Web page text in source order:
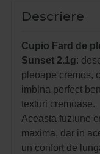
Descriere
Cupio Fard de
Sunset 2.1g:
pleoape cremos,
imbina perfect
texturi cremoase.
Aceasta fuziune
maxima, dar in
un confort de